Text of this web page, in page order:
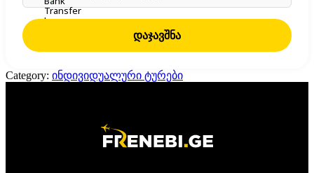
დაჯავშნა
Category: ინდივიდუალური ტურები